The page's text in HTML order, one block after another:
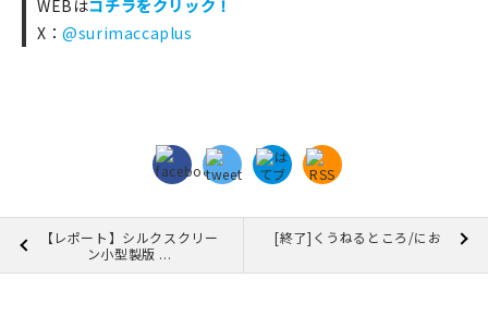
WEBはコチラをクリック！
X：@surimaccaplus
【レポート】シルクスクリー
ン小型製版 ...
[終了]くうねるところ/にお